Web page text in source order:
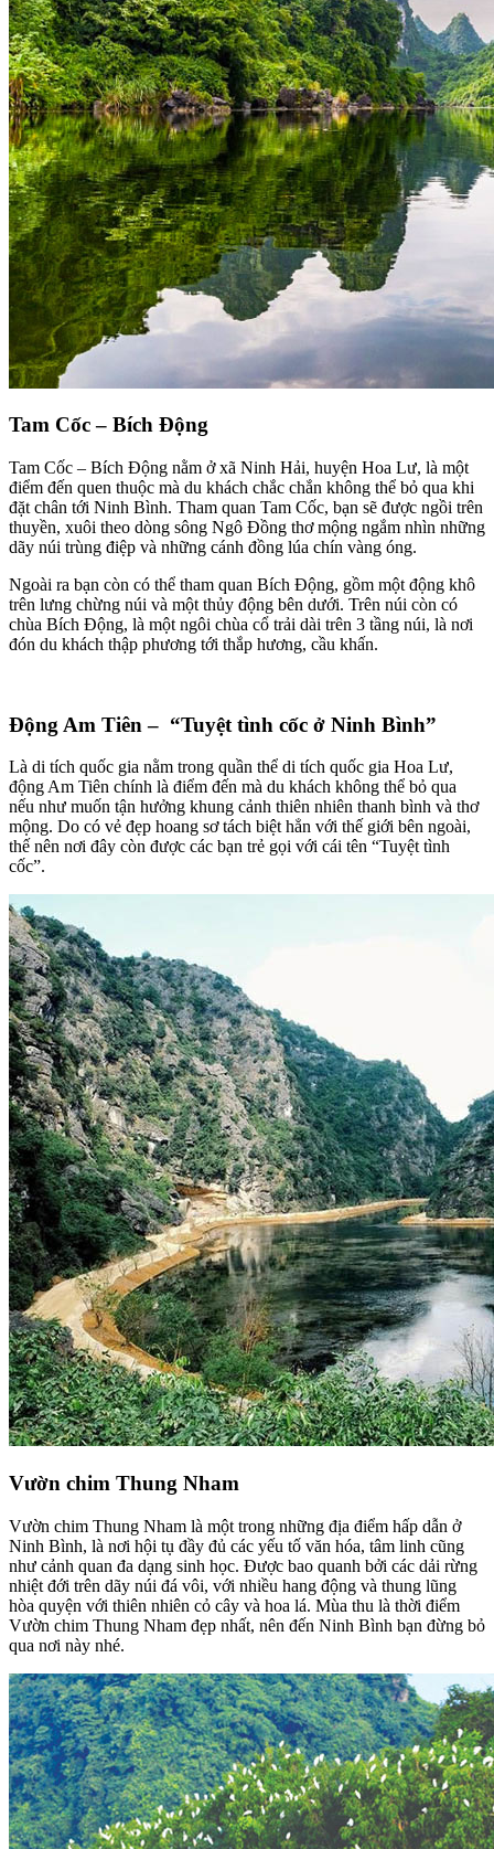
Tam Cốc – Bích Động
Tam Cốc – Bích Động nằm ở xã Ninh Hải, huyện Hoa Lư, là một
điểm đến quen thuộc mà du khách chắc chắn không thể bỏ qua khi
đặt chân tới Ninh Bình. Tham quan Tam Cốc, bạn sẽ được ngồi trên
thuyền, xuôi theo dòng sông Ngô Đồng thơ mộng ngắm nhìn những
dãy núi trùng điệp và những cánh đồng lúa chín vàng óng.
Ngoài ra bạn còn có thể tham quan Bích Động, gồm một động khô
trên lưng chừng núi và một thủy động bên dưới. Trên núi còn có
chùa Bích Động, là một ngôi chùa cổ trải dài trên 3 tầng núi, là nơi
đón du khách thập phương tới thắp hương, cầu khấn.
Động Am Tiên – “Tuyệt tình cốc ở Ninh Bình”
Là di tích quốc gia nằm trong quần thể di tích quốc gia Hoa Lư,
động Am Tiên chính là điểm đến mà du khách không thể bỏ qua
nếu như muốn tận hưởng khung cảnh thiên nhiên thanh bình và thơ
mộng. Do có vẻ đẹp hoang sơ tách biệt hẳn với thế giới bên ngoài,
thế nên nơi đây còn được các bạn trẻ gọi với cái tên “Tuyệt tình
cốc”.
Vườn chim Thung Nham
Vườn chim Thung Nham là một trong những địa điểm hấp dẫn ở
Ninh Bình, là nơi hội tụ đầy đủ các yếu tố văn hóa, tâm linh cũng
như cảnh quan đa dạng sinh học. Được bao quanh bởi các dải rừng
nhiệt đới trên dãy núi đá vôi, với nhiều hang động và thung lũng
hòa quyện với thiên nhiên cỏ cây và hoa lá. Mùa thu là thời điểm
Vườn chim Thung Nham đẹp nhất, nên đến Ninh Bình bạn đừng bỏ
qua nơi này nhé.